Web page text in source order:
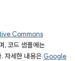
Commons
, 코드 샘플에는
자세한 내용은 Google